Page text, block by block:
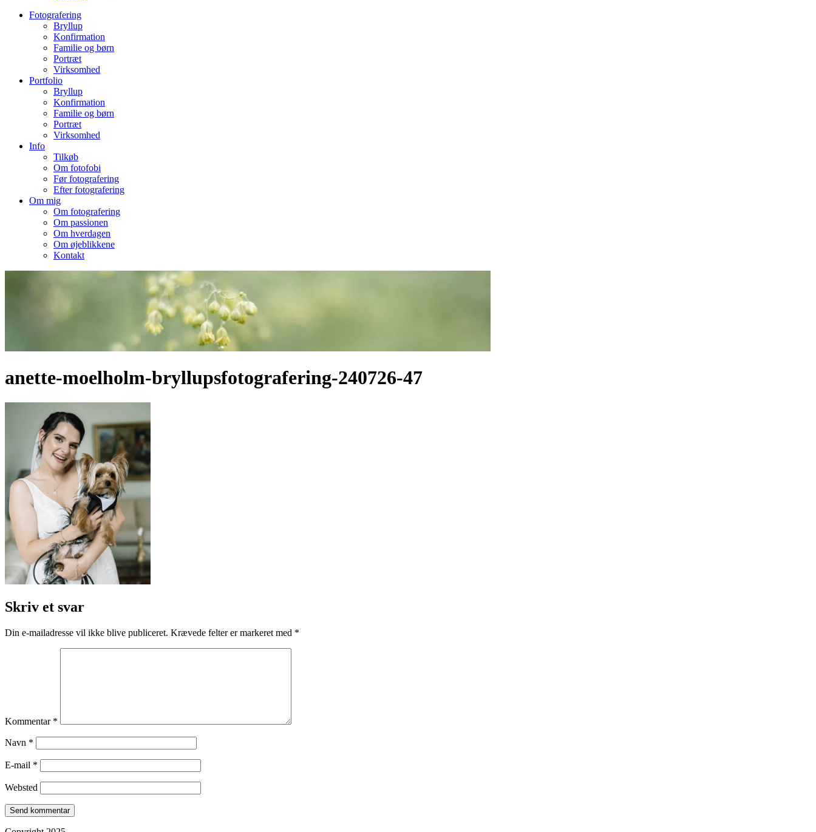
Fotografering
Bryllup
Konfirmation
Familie og børn
Portræt
Virksomhed
Portfolio
Bryllup
Konfirmation
Familie og børn
Portræt
Virksomhed
Info
Tilkøb
Om fotofobi
Før fotografering
Efter fotografering
Om mig
Om fotografering
Om passionen
Om hverdagen
Om øjeblikkene
Kontakt
anette-moelholm-bryllupsfotografering-240726-47
Skriv et svar
Din e-mailadresse vil ikke blive publiceret. Krævede felter er markeret med *
Kommentar *
Navn *
E-mail *
Websted